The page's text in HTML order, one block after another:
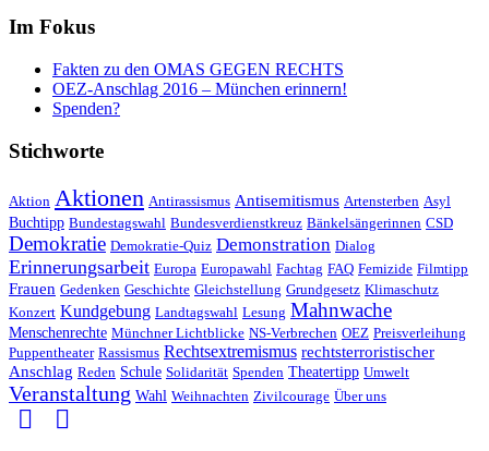
Im Fokus
Fakten zu den OMAS GEGEN RECHTS
OEZ-Anschlag 2016 – München erinnern!
Spenden?
Stichworte
Aktion Aktionen Antirassismus Antisemitismus Artensterben Asyl
Buchtipp Bundestagswahl Bundesverdienstkreuz Bänkelsängerinnen CSD
Demokratie Demokratie-Quiz Demonstration Dialog
Erinnerungsarbeit Europa Europawahl Fachtag FAQ Femizide Filmtipp
Frauen Gedenken Geschichte Gleichstellung Grundgesetz Klimaschutz
Konzert Kundgebung Landtagswahl Lesung Mahnwache
Menschenrechte Münchner Lichtblicke NS-Verbrechen OEZ Preisverleihung
Puppentheater Rassismus Rechtsextremismus rechtsterroristischer
Anschlag Reden Schule Solidarität Spenden Theatertipp Umwelt
Veranstaltung Wahl Weihnachten Zivilcourage Über uns